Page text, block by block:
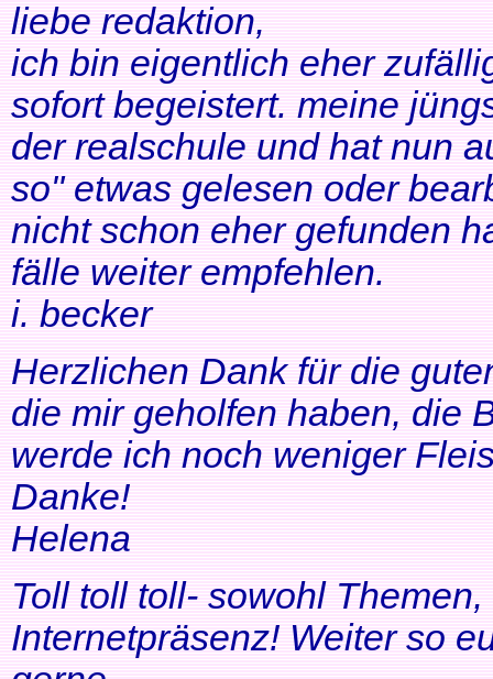
liebe redaktion,
ich bin eigentlich eher
sofort begeistert. meine
der realschule und hat nun
so" etwas gelesen oder
nicht schon eher gefunden
fälle weiter empfehlen.
i. becker
Herzlichen Dank für die
die mir geholfen haben, die
werde ich noch weniger
Danke!
Helena
Toll toll toll- sowohl
Internetpräsenz! Weiter so